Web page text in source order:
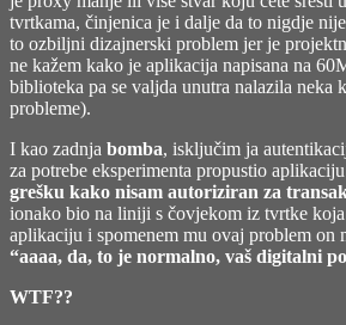
tvrtkama, činjenica je i dalje da to nigdje
to ozbiljni dizajnerski problem jer je
ne kažem kako je aplikacija napisana na
biblioteka pa se valjda unutra nalazila neka
probleme).
I kao zadnja bomba, isključim ja
za potrebe eksperimenta propustio
grešku kako nisam autoriziran za
ionako bio na liniji s čovjekom iz tvrtke
aplikaciju i spomenem mu ovaj problem on
“aaaa, da, to je normalno, vaš digitalni
WTF??